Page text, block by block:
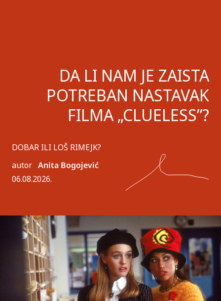
DA LI NAM JE ZAISTA
POTREBAN NASTAVAK
FILMA „CLUELESS”?
DOBAR ILI LOŠ RIMEJK?
autor Anita Bogojević
06.08.2026.